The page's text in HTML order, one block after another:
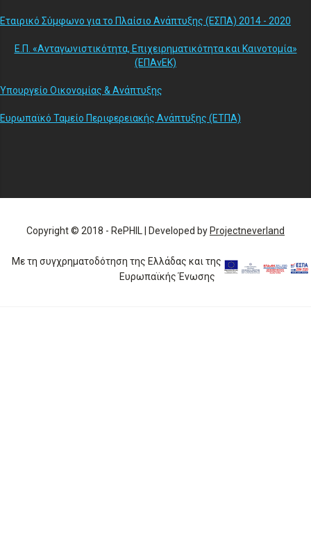
Εταιρικό Σύμφωνο για το Πλαίσιο Ανάπτυξης (ΕΣΠΑ) 2014 - 2020
Ε.Π. «Ανταγωνιστικότητα, Επιχειρηματικότητα και Καινοτομία»
(ΕΠΑνΕΚ)
Υπουργείο Οικονομίας & Ανάπτυξης
Ευρωπαϊκό Ταμείο Περιφερειακής Ανάπτυξης (ΕΤΠΑ)
Copyright © 2018 - RePHIL | Developed by Projectneverland
Με τη συγχρηματοδότηση της Ελλάδας και της
Ευρωπαϊκής Ένωσης